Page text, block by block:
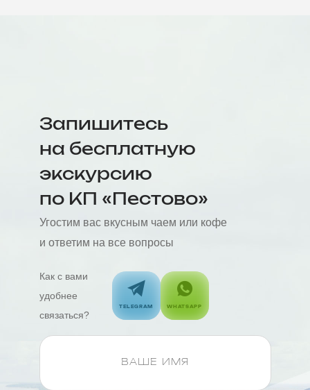
Запишитесь
на бесплатную
экскурсию
по КП «Пестово»
Угостим вас вкусным чаем или кофе
и ответим на все вопросы
Как с вами
удобнее
связаться?
TELEGRAM WHATSAPP